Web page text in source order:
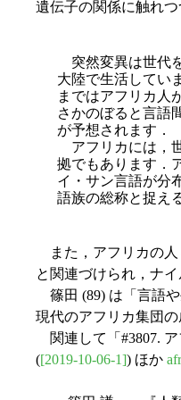
遺伝子の関係に触れ
突然変異は世代
大陸で生活してい
まではアフリカ人
さかのぼると言語
が予想されます．
アフリカには，
拠でもあります．
イ・サン言語が分
語族の総称と捉え
また，アフリカの人
と関連づけられ，ナ
篠田 (89) は「言語
現代のアフリカ集団
関連して「#3807.
([2019-10-06-1]) ほか